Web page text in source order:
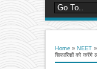
Home » NEET »
सिफारिशों को करेंगे